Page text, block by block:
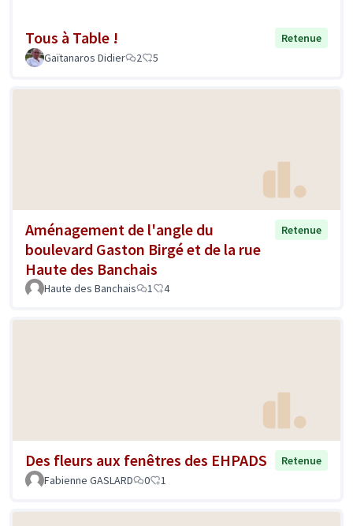
Tous à Table !
Retenue
Gaïtanaros Didier
2 5
Aménagement de l'angle du
boulevard Gaston Birgé et de la rue
Haute des Banchais
Retenue
Haute des Banchais 1 4
Des fleurs aux fenêtres des EHPADS
Retenue
Fabienne GASLARD
0 1